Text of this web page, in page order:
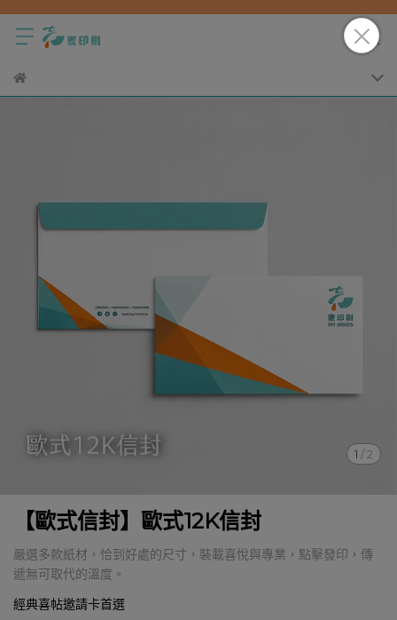
1 /2
【歐式信封】歐式12K信封
嚴選多款紙材，恰到好處的尺寸，裝載喜悅與專業，點擊發印，傳
遞無可取代的溫度。
經典喜帖邀請卡首選